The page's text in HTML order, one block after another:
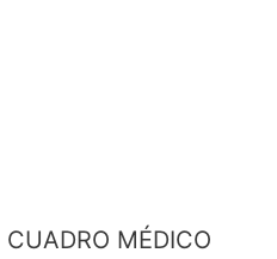
CUADRO MÉDICO